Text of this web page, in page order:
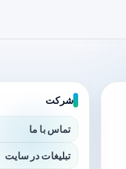
شرکت
تماس با ما
تبلیغات در سایت